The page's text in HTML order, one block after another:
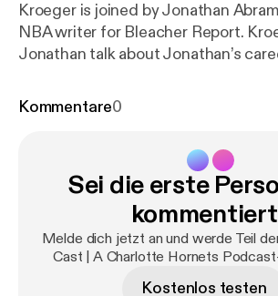
Kroeger is joined by Jonathan
NBA writer for Bleacher Report.
Jonathan talk about Jonathan’s
between covering other sports
Kommentare0
Sei die erste
kommentiert
Melde dich jetzt an und werde Teil
Cast | A Charlotte Hornets
Kostenlos testen